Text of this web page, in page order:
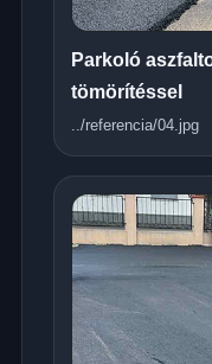
Parkoló
tömörítéssel
../referencia/04.jpg